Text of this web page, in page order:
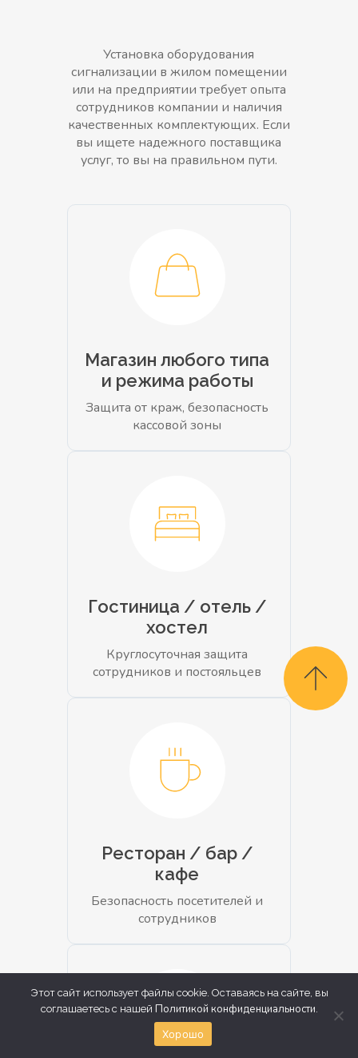
Установка оборудования
сигнализации в жилом помещении
или на предприятии требует опыта
сотрудников компании и наличия
качественных комплектующих. Если
вы ищете надежного поставщика
услуг, то вы на правильном пути.
Магазин любого типа
и режима работы
Защита от краж, безопасность
кассовой зоны
Гостиница / отель /
хостел
Круглосуточная защита
сотрудников и постояльцев
Ресторан / бар /
кафе
Безопасность посетителей и
сотрудников
Этот сайт использует файлы cookie. Оставаясь на сайте, вы
соглашаетесь с нашей Политикой конфиденциальности.
Хорошо